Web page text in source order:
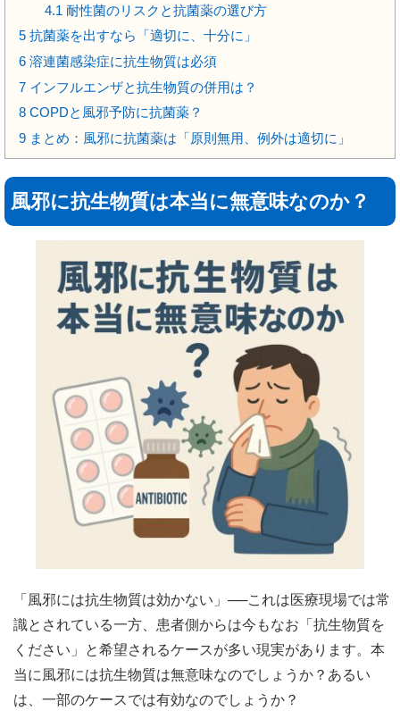
4.1 耐性菌のリスクと抗菌薬の選び方
5 抗菌薬を出すなら「適切に、十分に」
6 溶連菌感染症に抗生物質は必須
7 インフルエンザと抗生物質の併用は？
8 COPDと風邪予防に抗菌薬？
9 まとめ：風邪に抗菌薬は「原則無用、例外は適切に」
風邪に抗生物質は本当に無意味なのか？
「風邪には抗生物質は効かない」──これは医療現場では常
識とされている一方、患者側からは今もなお「抗生物質を
ください」と希望されるケースが多い現実があります。本
当に風邪には抗生物質は無意味なのでしょうか？あるい
は、一部のケースでは有効なのでしょうか？